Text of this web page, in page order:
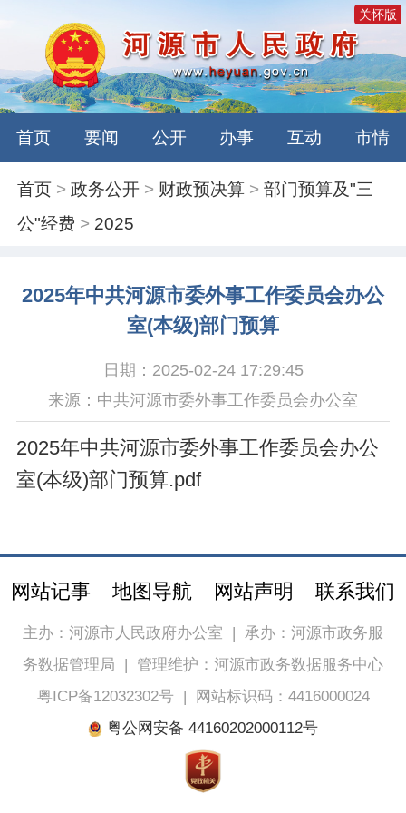
关怀版
首页 要闻 公开 办事 互动 市情
首页 >政务公开 > 财政预决算 >部门预算及"三
公"经费 > 2025
2025年中共河源市委外事工作委员会办公
室(本级)部门预算
日期：2025-02-24 17:29:45
来源：中共河源市委外事工作委员会办公室
2025年中共河源市委外事工作委员会办公
室(本级)部门预算.pdf
网站记事 地图导航 网站声明 联系我们
主办：河源市人民政府办公室 | 承办：河源市政务服
务数据管理局 | 管理维护：河源市政务数据服务中心
粤ICP备12032302号|
网站标识码：4416000024
粤公网安备 44160202000112号